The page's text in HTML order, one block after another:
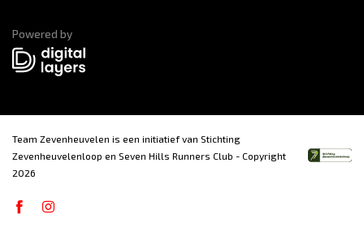
Powered by
Team Zevenheuvelen is een initiatief van Stichting
Zevenheuvelenloop en Seven Hills Runners Club - Copyright
2026